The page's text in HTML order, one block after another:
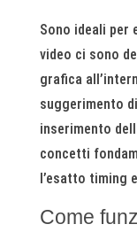
Sono ideali per
video ci sono
grafica
suggerimento
inserimento
concetti
l’esatto timing
Come